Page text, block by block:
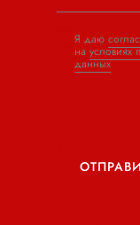
Я даю
на условиях
данных